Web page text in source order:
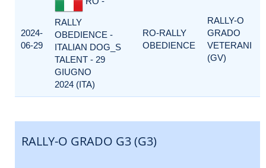
2024-
06-29
RALLY
OBEDIENCE -
ITALIAN DOG_S
TALENT - 29
GIUGNO
2024 (ITA)
RO-RALLY
OBEDIENCE
RALLY-O
GRADO
VETERANI
(GV)
RALLY-O GRADO G3 (G3)